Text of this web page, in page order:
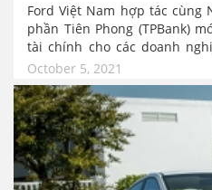
Ford Việt Nam hợp tác cùng
phần Tiên Phong (TPBank)
tài chính cho các doanh
sức cho việc phục hồi hoạt
dịch. Gói hỗ trợ tính dụng
Luxury sẽ nhận ưu đãi độc
October 5, 2021